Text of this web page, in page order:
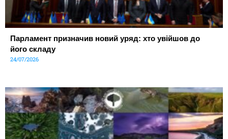
Парламент призначив новий уряд: хто увійшов до
його складу
24/07/2026